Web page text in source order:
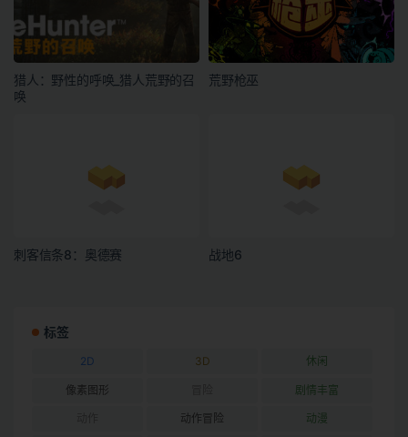
猎人：野性的呼唤_猎人荒野的召
唤
荒野枪巫
刺客信条8：奥德赛 战地6
标签
2D 3D 休闲
像素图形 剧情丰富
动作冒险 动漫